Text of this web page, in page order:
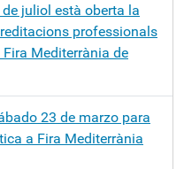
juliol està oberta la
professionals
Fira Mediterrània de
23 de marzo para
a Fira Mediterrània